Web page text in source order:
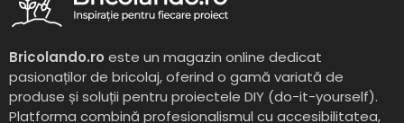
Bricolando.ro este un magazin online dedicat
pasionaților de bricolaj, oferind o gamă variată de
produse și soluții pentru proiectele DIY (do-it-yourself).
Platforma combină profesionalismul cu accesibilitatea,